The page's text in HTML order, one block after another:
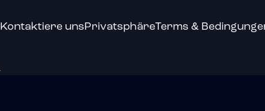
Kontaktiere unsPrivatsphäreTerms &